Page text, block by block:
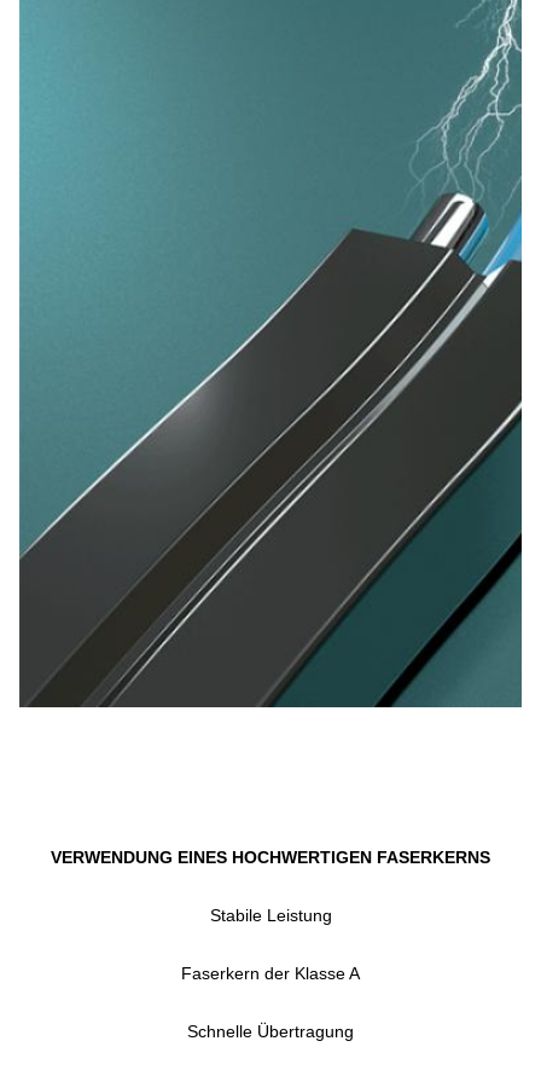
VERWENDUNG EINES HOCHWERTIGEN FASERKERNS
Stabile Leistung
Faserkern der Klasse A
Schnelle Übertragung